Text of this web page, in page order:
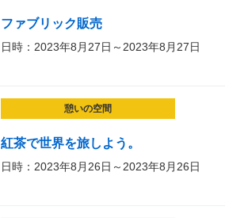
ファブリック販売
日時：2023年8月27日～2023年8月27日
憩いの空間
紅茶で世界を旅しよう。
日時：2023年8月26日～2023年8月26日